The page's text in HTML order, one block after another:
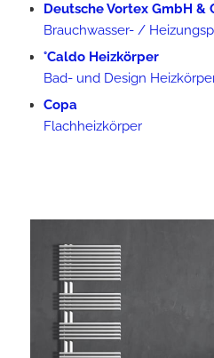
Deutsche Vortex GmbH &
Brauchwasser- /
°Caldo Heizkörper
Bad- und Design
Copa
Flachheizkörper